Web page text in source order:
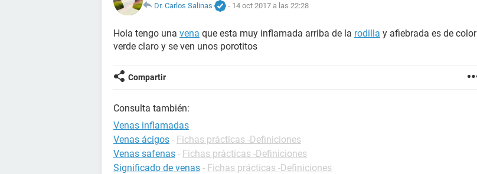
Dr. Carlos Salinas
- 14 oct 2017 a las 22:28
Hola tengo una vena que esta muy inflamada arriba de la rodilla y afiebrada es de color
verde claro y se ven unos porotitos
Compartir
Consulta también:
Venas inflamadas
Venas ácigos - Fichas prácticas -Definiciones
Venas safenas - Fichas prácticas -Definiciones
Significado de venas - Fichas prácticas -Definiciones